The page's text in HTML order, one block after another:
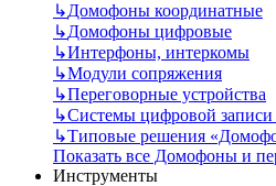
↳Домофоны координатные
↳Домофоны цифровые
↳Интерфоны, интеркомы
↳Модули сопряжения
↳Переговорные устройства
↳Системы цифровой
↳Типовые решения
Показать все Домофоны и
Инструменты